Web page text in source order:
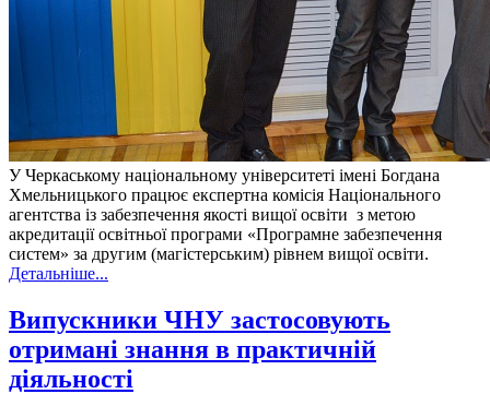
У Черкаському національному університеті імені Богдана
Хмельницького працює експертна комісія Національного
агентства із забезпечення якості вищої освіти з метою
акредитації освітньої програми «‎Програмне забезпечення
систем» за другим (магістерським) рівнем вищої освіти.
Детальніше...
Випускники ЧНУ застосовують
отримані знання в практичній
діяльності